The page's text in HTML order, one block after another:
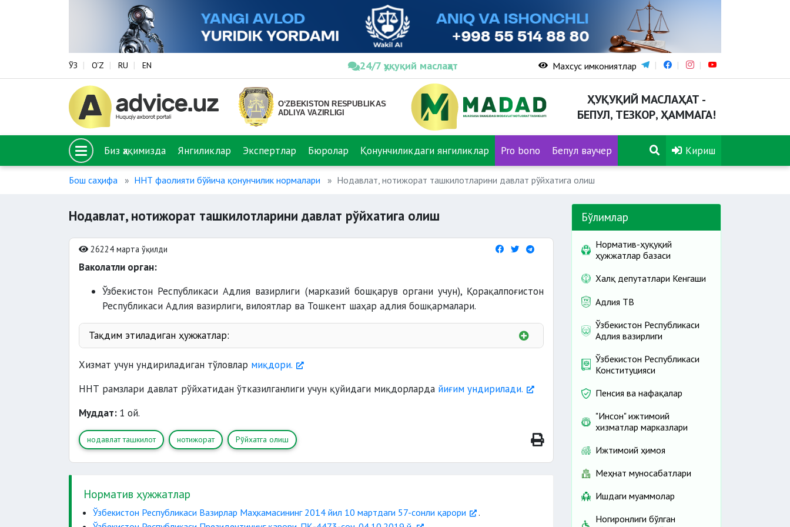
ЎЗ O‘Z RU EN 24/7 ҳуқуқий маслаҳат Махсус имкониятлар
ҲУҚУҚИЙ МАСЛАҲАТ -
БЕПУЛ, ТЕЗКОР, ҲАММАГА!
Биз ҳақимизда Янгиликлар Экспертлар Бюролар Қонунчиликдаги янгиликлар Pro bono Бепул ваучер Кириш
Бош саҳифа ННТ фаолияти бўйича қонунчилик нормалари Нодавлат, нотижорат ташкилотларини давлат рўйхатига олиш
Нодавлат, нотижорат ташкилотларини давлат рўйхатига олиш
26224 марта ўқилди
Ваколатли орган:
Ўзбекистон Республикаси Адлия вазирлиги (марказий бошқарув органи учун), Қорақалпоғистон
Республикаси Адлия вазирлиги, вилоятлар ва Тошкент шаҳар адлия бошқармалари.
Тақдим этиладиган ҳужжатлар:
Хизмат учун ундириладиган тўловлар миқдори.
ННТ рамзлари давлат рўйхатидан ўтказилганлиги учун қуйидаги миқдорларда йиғим ундирилади.
Муддат: 1 ой.
нодавлат ташкилот нотижорат Рўйхатга олиш
Норматив ҳужжатлар
Ўзбекистон Республикаси Вазирлар Маҳкамасининг 2014 йил 10 мартдаги 57-сонли қарори
.
Бўлимлар
Норматив-ҳуқуқий
ҳужжатлар базаси
Халқ депутатлари Кенгаши
Адлия ТВ
Ўзбекистон Республикаси
Адлия вазирлиги
Ўзбекистон Республикаси
Конституцияси
Пенсия ва нафақалар
"Инсон" ижтимоий
хизматлар марказлари
Ижтимоий ҳимоя
Меҳнат муносабатлари
Ишдаги муаммолар
Ногиронлиги бўлган